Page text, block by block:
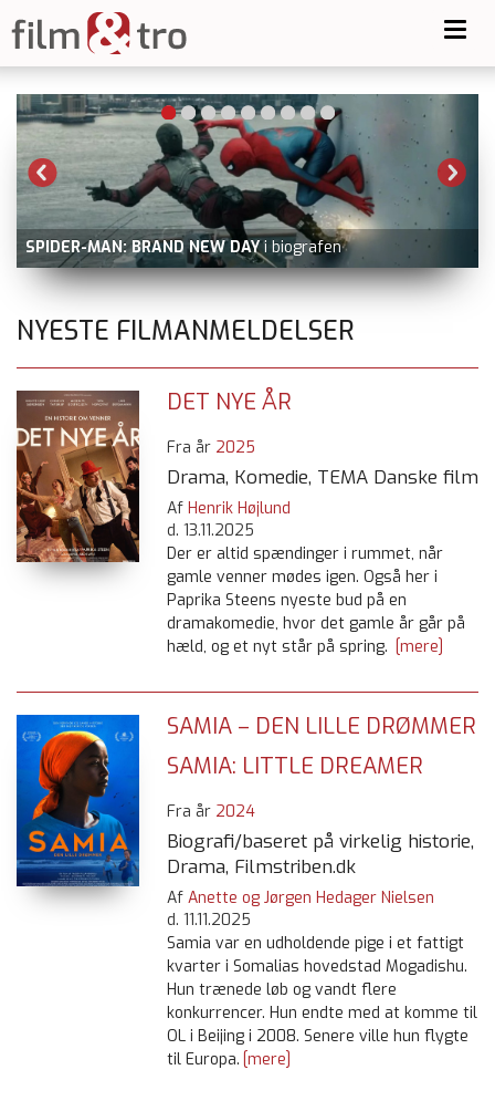
BLUE MOON nu på Viaplay
NYESTE FILMANMELDELSER
DET NYE ÅR
Fra år 2025
Drama, Komedie, TEMA Danske film
Af Henrik Højlund
d. 13.11.2025
Der er altid spændinger i rummet, når
gamle venner mødes igen. Også her i
Paprika Steens nyeste bud på en
dramakomedie, hvor det gamle år går på
hæld, og et nyt står på spring. [mere]
SAMIA – DEN LILLE DRØMMER
SAMIA: LITTLE DREAMER
Fra år 2024
Biografi/baseret på virkelig historie,
Drama, Filmstriben.dk
Af Anette og Jørgen Hedager Nielsen
d. 11.11.2025
Samia var en udholdende pige i et fattigt
kvarter i Somalias hovedstad Mogadishu.
Hun trænede løb og vandt flere
konkurrencer. Hun endte med at komme til
OL i Beijing i 2008. Senere ville hun flygte
til Europa. [mere]